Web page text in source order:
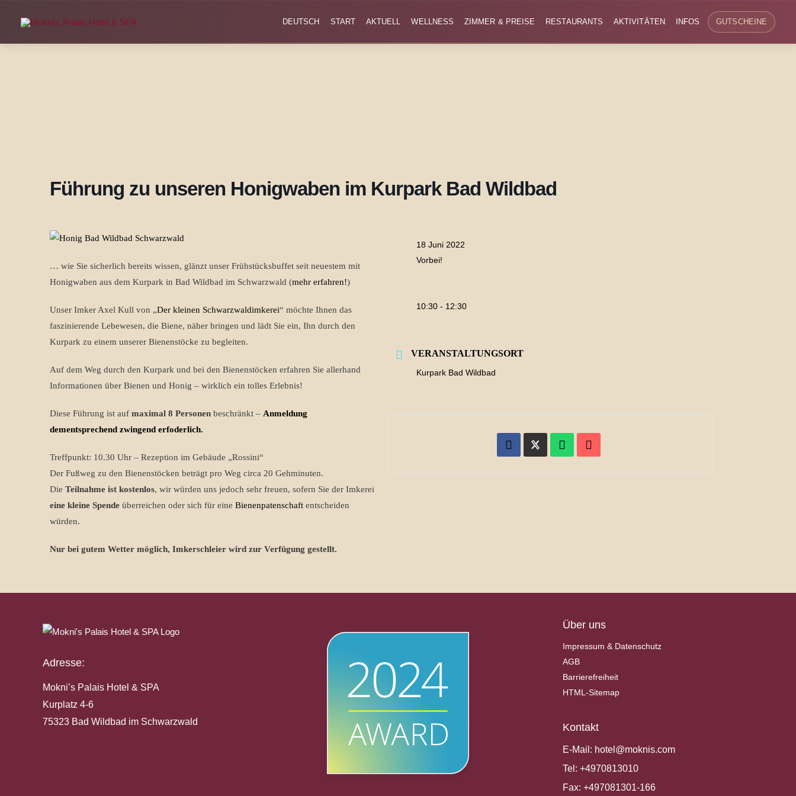
DEUTSCH START AKTUELL WELLNESS ZIMMER & PREISE RESTAURANTS AKTIVITÄTEN INFOS GUTSCHEINE
Führung zu unseren Honigwaben im Kurpark Bad Wildbad
… wie Sie sicherlich bereits wissen, glänzt unser Frühstücksbuffet seit neuestem mit
Honigwaben aus dem Kurpark in Bad Wildbad im Schwarzwald (mehr erfahren!)
Unser Imker Axel Kull von „Der kleinen Schwarzwaldimkerei“ möchte Ihnen das
faszinierende Lebewesen, die Biene, näher bringen und lädt Sie ein, Ihn durch den
Kurpark zu einem unserer Bienenstöcke zu begleiten.
Auf dem Weg durch den Kurpark und bei den Bienenstöcken erfahren Sie allerhand
Informationen über Bienen und Honig – wirklich ein tolles Erlebnis!
Diese Führung ist auf maximal 8 Personen beschränkt – Anmeldung
dementsprechend zwingend erfoderlich.
Treffpunkt: 10.30 Uhr – Rezeption im Gebäude „Rossini“
Der Fußweg zu den Bienenstöcken beträgt pro Weg circa 20 Gehminuten.
Die Teilnahme ist kostenlos, wir würden uns jedoch sehr freuen, sofern Sie der Imkerei
eine kleine Spende überreichen oder sich für eine Bienenpatenschaft entscheiden
würden.
Nur bei gutem Wetter möglich, Imkerschleier wird zur Verfügung gestellt.
18 Juni 2022
Vorbei!
10:30 - 12:30
VERANSTALTUNGSORT
Kurpark Bad Wildbad
Adresse:
Mokni’s Palais Hotel & SPA
Kurplatz 4-6
75323 Bad Wildbad im Schwarzwald
Über uns
Impressum & Datenschutz
AGB
Barrierefreiheit
HTML-Sitemap
Kontakt
E-Mail: hotel@moknis.com
Tel: +4970813010
Fax: +497081301-166